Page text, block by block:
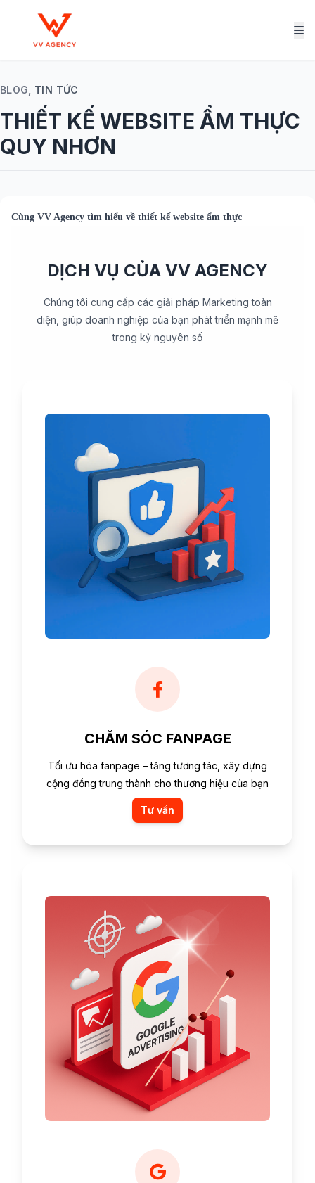
BLOG, TIN TỨC
THIẾT KẾ WEBSITE ẨM THỰC
QUY NHƠN
Cùng VV Agency tìm hiểu về thiết kế website ẩm thực
DỊCH VỤ CỦA VV AGENCY
Chúng tôi cung cấp các giải pháp Marketing toàn
diện, giúp doanh nghiệp của bạn phát triển mạnh mẽ
trong kỷ nguyên số
CHĂM SÓC FANPAGE
Tối ưu hóa fanpage – tăng tương tác, xây dựng
cộng đồng trung thành cho thương hiệu của bạn
Tư vấn